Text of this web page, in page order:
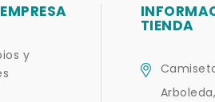
y
TIENDA